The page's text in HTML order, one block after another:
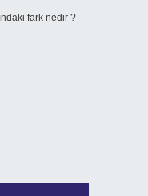
fark nedir ?